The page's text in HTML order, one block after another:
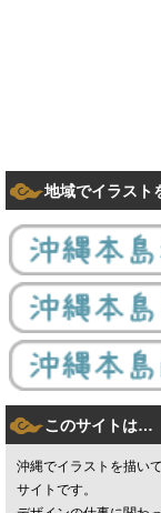
地域でイラスト
このサイトは…
沖縄でイラストを描い
サイトです。